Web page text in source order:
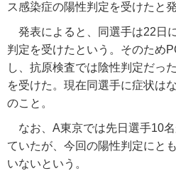
ス感染症の陽性判定を受けたと発
発表によると、同選手は22日
判定を受けたという。そのため
し、抗原検査では陰性判定だっ
を受けた。現在同選手に症状は
のこと。
なお、A東京では先日選手10
ていたが、今回の陽性判定にと
いないという。